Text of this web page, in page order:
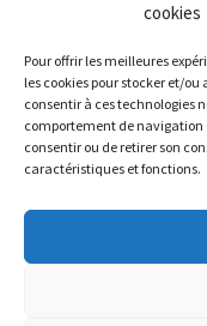
cookies
Pour offrir les meilleures
les cookies pour stocker et/
consentir à ces technologies
comportement de navigation
consentir ou de retirer son
caractéristiques et fonctions.
Réserver